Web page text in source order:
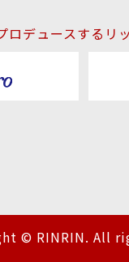
ロデュースするリ
© RINRIN. All